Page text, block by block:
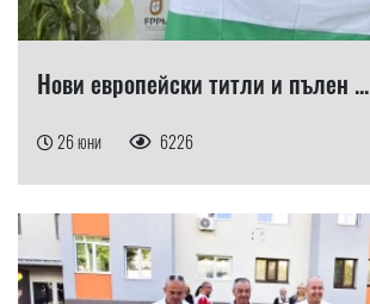
Нови европейски титли и пълен ...
26 юни 6226